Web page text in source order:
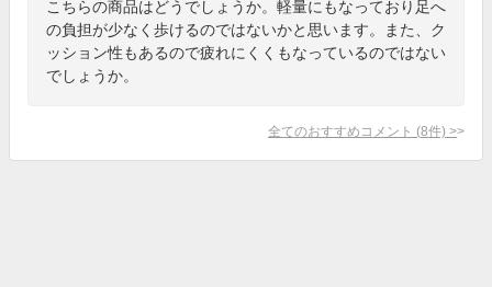
こちらの商品はどうでしょうか。軽量にもなっており足へ
の負担が少なく歩けるのではないかと思います。また、ク
ッション性もあるので疲れにくくもなっているのではない
でしょうか。
全てのおすすめコメント (8件) >